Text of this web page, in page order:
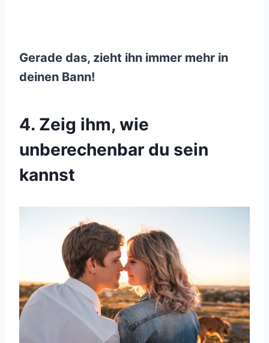
Gerade das, zieht ihn immer mehr in
deinen Bann!
4. Zeig ihm, wie
unberechenbar du sein
kannst